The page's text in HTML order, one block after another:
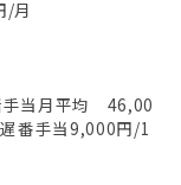
/月
2回
46,00
番手当9,000円/1